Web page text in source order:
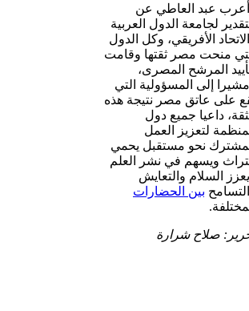
عبد العاطي عن
لجامعة الدول العربية
الأفريقي، وكل الدول
منحت مصر ثقتها وقامت
المرشح المصرى،
إلى المسؤولية التي
على عاتق مصر نتيجة هذه
داعيا جميع دول
لتعزيز العمل
نحو مستقبل يحمي
ويسهم في نشر العلم
السلام والتعايش
بين الحضارات
صلاح شرارة